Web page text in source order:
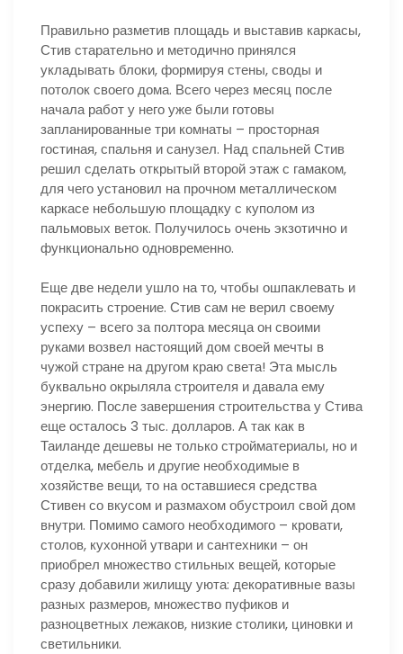
Правильно разметив площадь и выставив каркасы,
Стив старательно и методично принялся
укладывать блоки, формируя стены, своды и
потолок своего дома. Всего через месяц после
начала работ у него уже были готовы
запланированные три комнаты – просторная
гостиная, спальня и санузел. Над спальней Стив
решил сделать открытый второй этаж с гамаком,
для чего установил на прочном металлическом
каркасе небольшую площадку с куполом из
пальмовых веток. Получилось очень экзотично и
функционально одновременно.
Еще две недели ушло на то, чтобы ошпаклевать и
покрасить строение. Стив сам не верил своему
успеху – всего за полтора месяца он своими
руками возвел настоящий дом своей мечты в
чужой стране на другом краю света! Эта мысль
буквально окрыляла строителя и давала ему
энергию. После завершения строительства у Стива
еще осталось 3 тыс. долларов. А так как в
Таиланде дешевы не только стройматериалы, но и
отделка, мебель и другие необходимые в
хозяйстве вещи, то на оставшиеся средства
Стивен со вкусом и размахом обустроил свой дом
внутри. Помимо самого необходимого – кровати,
столов, кухонной утвари и сантехники – он
приобрел множество стильных вещей, которые
сразу добавили жилищу уюта: декоративные вазы
разных размеров, множество пуфиков и
разноцветных лежаков, низкие столики, циновки и
светильники.